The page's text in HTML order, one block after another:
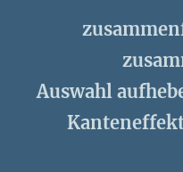
Auswahl